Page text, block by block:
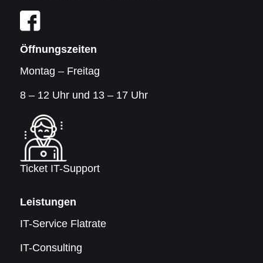
Öffnungszeiten
Montag – Freitag
8 – 12 Uhr und 13 – 17 Uhr
Ticket IT-Support
Leistungen
IT-Service Flatrate
IT-Consulting